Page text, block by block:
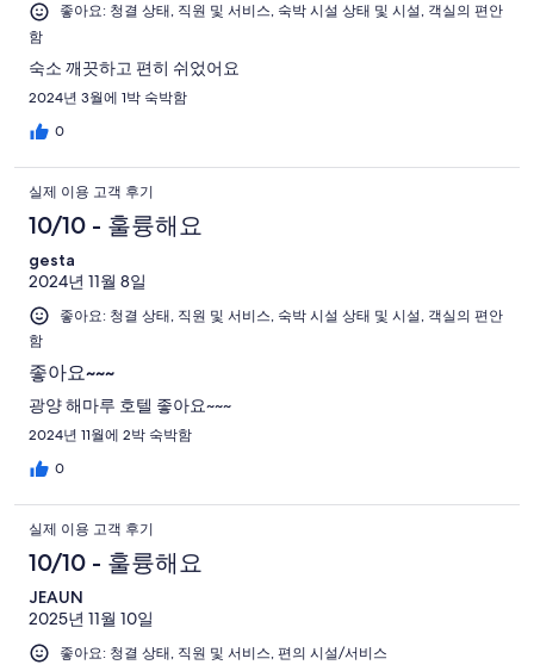
좋아요: 청결 상태, 직원 및 서비스, 숙박 시설 상태 및 시설, 객실의 편안
함
숙소 깨끗하고 편히 쉬었어요
2024년 3월에 1박 숙박함
0
실제 이용 고객 후기
10/10 - 훌륭해요
gesta
2024년 11월 8일
좋아요: 청결 상태, 직원 및 서비스, 숙박 시설 상태 및 시설, 객실의 편안
함
좋아요~~~
광양 해마루 호텔 좋아요~~~
2024년 11월에 2박 숙박함
0
실제 이용 고객 후기
10/10 - 훌륭해요
JEAUN
2025년 11월 10일
좋아요: 청결 상태, 직원 및 서비스, 편의 시설/서비스